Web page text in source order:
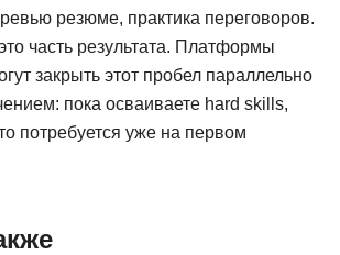
резюме, практика переговоров.
часть результата. Платформы
закрыть этот пробел параллельно
пока осваиваете hard skills,
потребуется уже на первом